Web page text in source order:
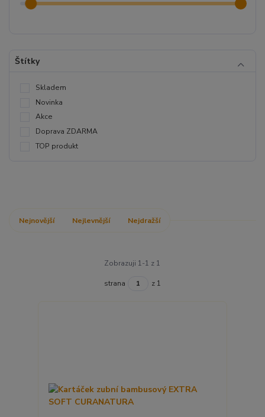
Štítky
Skladem
Novinka
Akce
Doprava ZDARMA
TOP produkt
Nejnovější Nejlevnější Nejdražší
Zobrazuji 1-1 z 1
strana z 1